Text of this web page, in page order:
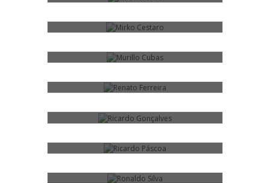
MURILLO CUBAS
RONALDO SILVA